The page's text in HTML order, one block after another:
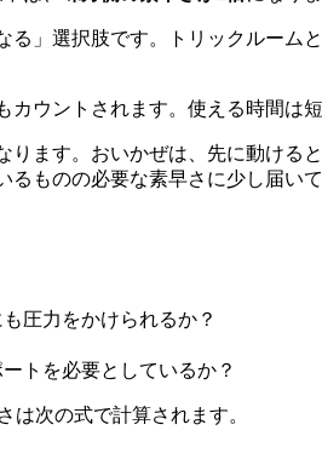
」選択肢です。トリックルー
ウントされます。使える時間は
ます。おいかぜは、先に動け
ものの必要な素早さに少し届
圧力をかけられるか？
トを必要としているか？
は次の式で計算されます。